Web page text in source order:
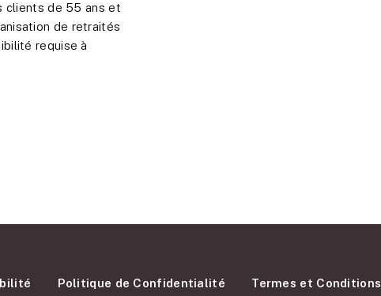
clients de 55 ans et
de retraités
requise à
Politique de Confidentialité Termes et Conditions